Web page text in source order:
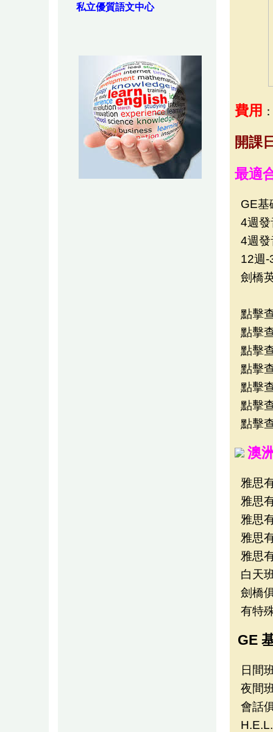
私立優質語文中心
費用
開課
最適
GE基
4週
4週
12週-
劍橋
點擊
點擊
點擊
點擊
點擊
點擊
點擊
澳
雅思
雅思
雅思
雅思
雅思
白天
劍橋
有特
GE
日間
夜間
會話